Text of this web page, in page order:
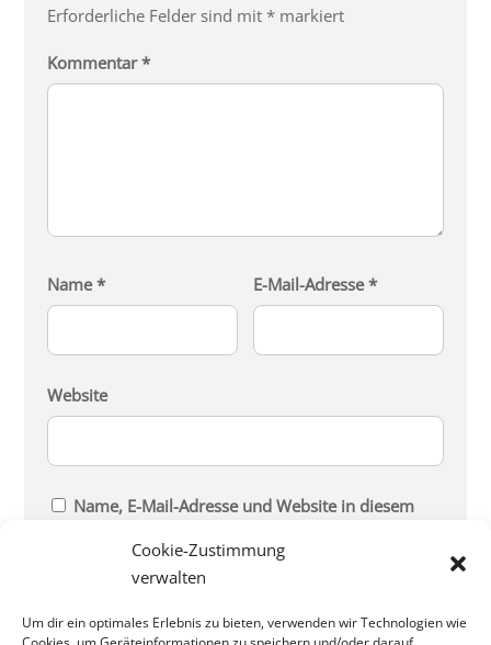
Cookie-Zustimmung
verwalten
Um dir ein optimales Erlebnis zu bieten, verwenden wir Technologien wie
Erforderliche Felder sind mit *markiert
Kommentar*
Name* E-Mail-Adresse*
Website
Name, E-Mail-Adresse und Website in diesem